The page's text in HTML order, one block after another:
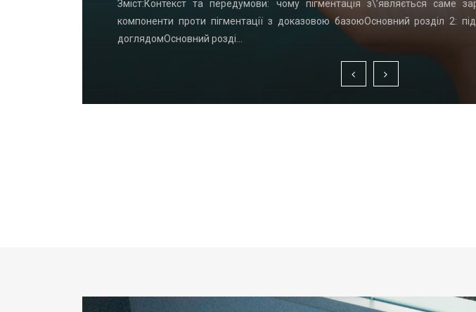
Зміст:Контекст та передумови: чому пігментація з\’являється саме
компоненти проти пігментації з доказовою базоюОсновний розділ 2:
доглядомОсновний розді…